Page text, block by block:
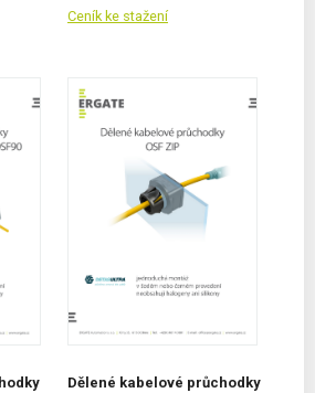
Ceník ke stažení
Dělené kabelové průchodky